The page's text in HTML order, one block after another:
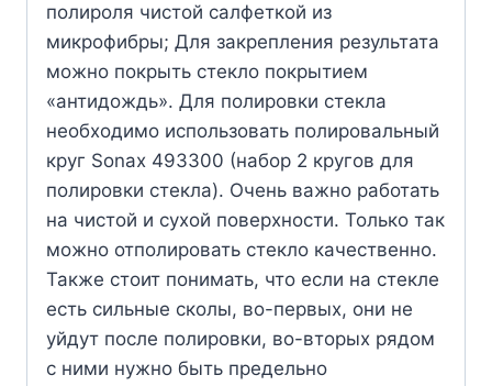
полироля чистой салфеткой из
микрофибры; Для закрепления результата
можно покрыть стекло покрытием
«антидождь». Для полировки стекла
необходимо использовать полировальный
круг Sonax 493300 (набор 2 кругов для
полировки стекла). Очень важно работать
на чистой и сухой поверхности. Только так
можно отполировать стекло качественно.
Также стоит понимать, что если на стекле
есть сильные сколы, во-первых, они не
уйдут после полировки, во-вторых рядом
с ними нужно быть предельно